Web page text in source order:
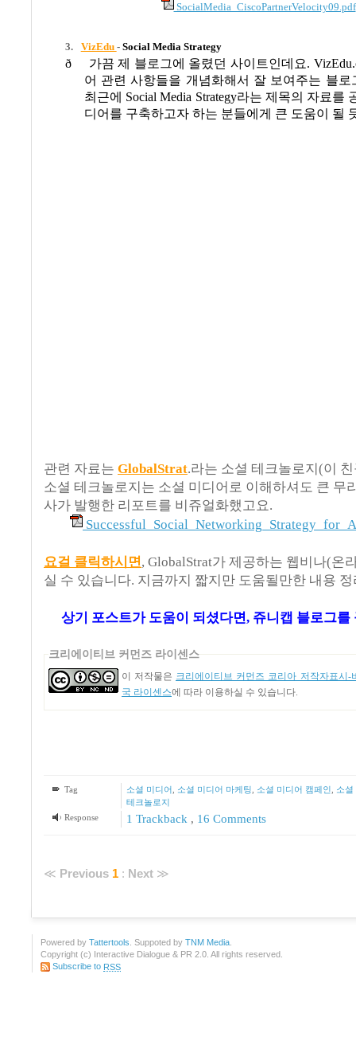
SocialMedia_CiscoPartnerVelocity09.pdf
3. VizEdu -Social Media Strategy
ð 가끔 제 블로그에 올렸던 사이트인데요.
어 관련 사항들을 개념화해서 잘 보여주는 블로
최근에 Social Media Strategy라는 제목의 자료를
디어를 구축하고자 하는 분들에게 큰 도움이 될
관련 자료는 GlobalStrat.라는 소셜 테크놀로지(이
소셜 테크놀로지는 소셜 미디어로 이해하셔도 큰 무
사가 발행한 리포트를 비쥬얼화했고요.
요걸 클릭하시 면, GlobalStrat가 제공하는 웹비나(온
실 수 있습니다. 지금까지 짧지만 도움될만한 내용
상기 포스트가 도움이 되셨다면, 쥬니캡 블로그를
크리에이티브 커먼즈 라이센스
이 저작물은 크리에이티브 커먼즈 코리아 저작자표시-
국 라이센스에 따라 이용하실 수 있습니다.
Tag 소셜 미디어 소셜 미디어 마케팅 소셜 미디어 캠페인
소셜
테크놀로지
Response
1 Trackback , 16 Comments
≪ Previous 1 : Next ≫
Powered by Tattertools . Suppoted by TNM Media
Copyright (c) Interactive Dialogue & PR 2.0. All rights reserved.
Subscribe to RSS